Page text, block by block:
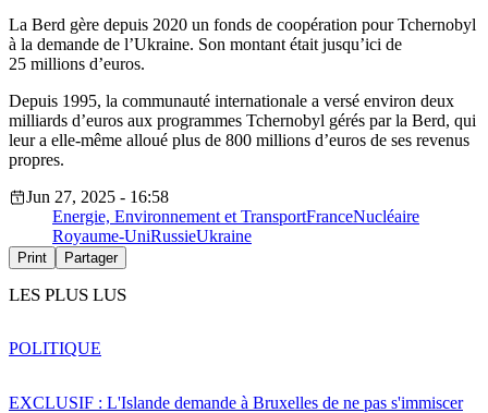
La Berd gère depuis 2020 un fonds de coopération pour Tchernobyl
à la demande de l’Ukraine. Son montant était jusqu’ici de
25 millions d’euros.
Depuis 1995, la communauté internationale a versé environ deux
milliards d’euros aux programmes Tchernobyl gérés par la Berd, qui
leur a elle-même alloué plus de 800 millions d’euros de ses revenus
propres.
Jun 27, 2025 - 16:58
Energie, Environnement et TransportFranceNucléaire
Royaume-UniRussieUkraine
Print Partager
LES PLUS LUS
EXCLUSIF : L'Islande demande à Bruxelles de ne pas s'immiscer
POLITIQUE